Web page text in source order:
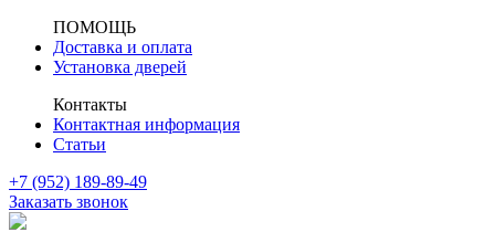
ПОМОЩЬ
Доставка и оплата
Установка дверей
Контакты
Контактная информация
Статьи
+7 (952) 189-89-49
Заказать звонок